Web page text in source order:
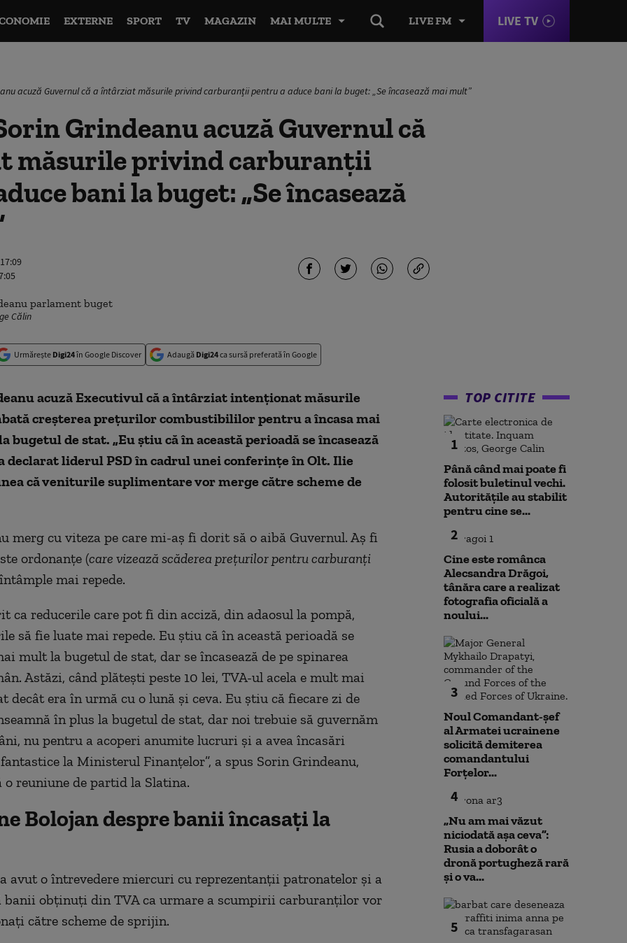
LIVE FM LIVE TV
EXTERNE SPORT TV MAGAZIN MAI MULTE
acuză Guvernul că a întârziat măsurile privind carburanții pentru a aduce bani la buget: „Se încasează mai mult”
Grindeanu acuză Guvernul că
măsurile privind carburanții
bani la buget: „Se încasează
Călin
Urmărește Digi24în Google Discover Adaugă Digi24ca sursă preferată în Google
acuză Executivul că a întârziat intenționat măsurile
creșterea prețurilor combustibililor pentru a încasa mai
bugetul de stat. „Eu știu că în această perioadă se încasează
declarat liderul PSD în cadrul unei conferințe în Olt. Ilie
că veniturile suplimentare vor merge către scheme de
merg cu viteza pe care mi-aş fi dorit să o aibă Guvernul. Aş fi
ordonanţe (care vizează scăderea prețurilor pentru carburanți
mai repede.
ca reducerile care pot fi din acciză, din adaosul la pompă,
să fie luate mai repede. Eu ştiu că în această perioadă se
mult la bugetul de stat, dar se încasează de pe spinarea
Astăzi, când plăteşti peste 10 lei, TVA-ul acela e mult mai
decât era în urmă cu o lună şi ceva. Eu ştiu că fiecare zi de
în plus la bugetul de stat, dar noi trebuie să guvernăm
nu pentru a acoperi anumite lucruri şi a avea încasări
la Ministerul Finanţelor”, a spus Sorin Grindeanu,
o reuniune de partid la Slatina.
Bolojan despre banii încasați la
avut o întrevedere miercuri cu reprezentanții patronatelor și a
banii obținuți din TVA ca urmare a scumpirii carburanților vor
către scheme de sprijin.
TOP CITITE
1
Până când mai poate fi
folosit buletinul vechi.
Autoritățile au stabilit
pentru cine se...
2
Cine este românca
Alecsandra Drăgoi,
tânăra care a realizat
fotografia oficială a
noului...
3
Noul Comandant-șef
al Armatei ucrainene
solicită demiterea
comandantului
Forțelor...
4
„Nu am mai văzut
niciodată așa ceva”:
Rusia a doborât o
dronă portugheză rară
și o va...
5